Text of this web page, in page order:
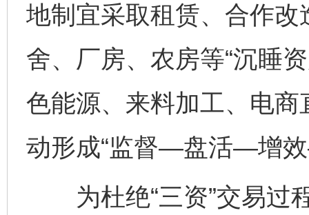
地制宜采取租赁、合作
舍、厂房、农房等“沉睡
色能源、来料加工、电
动形成“监督—盘活—增
为杜绝“三资”交易过